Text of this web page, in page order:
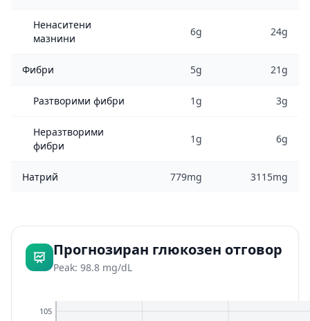
Ненаситени
мазнини
6g 24g
Фибри 5g 21g
Разтворими фибри 1g 3g
Неразтворими
фибри
1g 6g
Натрий 779mg 3115mg
Прогнозиран глюкозен отговор
Peak: 98.8 mg/dL
105